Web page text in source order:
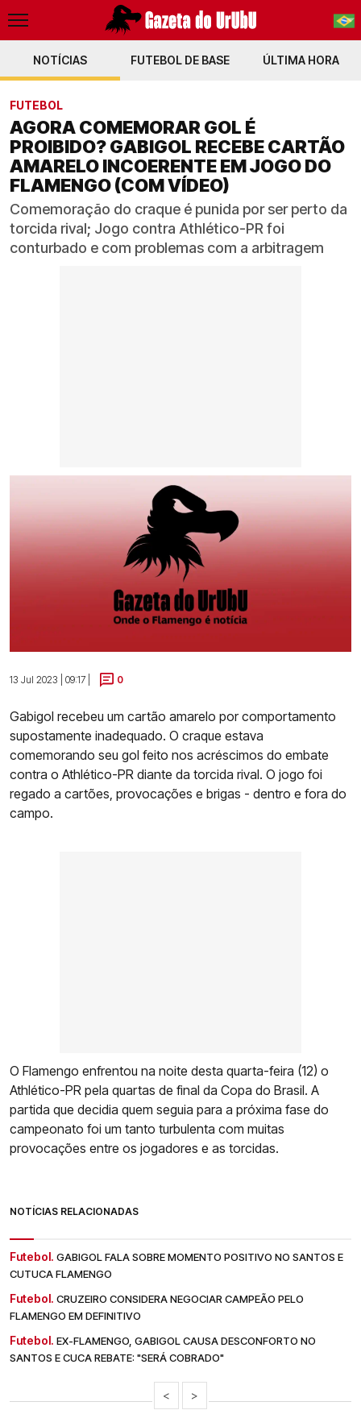
PT-BR
NOTÍCIAS FUTEBOL DE BASE ÚLTIMA HORA
FUTEBOL
AGORA COMEMORAR GOL É
PROIBIDO? GABIGOL RECEBE CARTÃO
AMARELO INCOERENTE EM JOGO DO
FLAMENGO (COM VÍDEO)
Comemoração do craque é punida por ser perto da
torcida rival; Jogo contra Athlético-PR foi
conturbado e com problemas com a arbitragem
13 Jul 2023 | 09:17 | 0
Gabigol recebeu um cartão amarelo por comportamento
supostamente inadequado. O craque estava
comemorando seu gol feito nos acréscimos do embate
contra o Athlético-PR diante da torcida rival. O jogo foi
regado a cartões, provocações e brigas - dentro e fora do
campo.
O Flamengo enfrentou na noite desta quarta-feira (12) o
Athlético-PR pela quartas de final da Copa do Brasil. A
partida que decidia quem seguia para a próxima fase do
campeonato foi um tanto turbulenta com muitas
provocações entre os jogadores e as torcidas.
NOTÍCIAS RELACIONADAS
Futebol. GABIGOL FALA SOBRE MOMENTO POSITIVO NO SANTOS E
CUTUCA FLAMENGO
Futebol. CRUZEIRO CONSIDERA NEGOCIAR CAMPEÃO PELO
FLAMENGO EM DEFINITIVO
Futebol. EX-FLAMENGO, GABIGOL CAUSA DESCONFORTO NO
SANTOS E CUCA REBATE: "SERÁ COBRADO"
< >